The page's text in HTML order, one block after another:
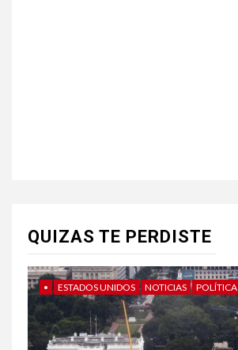
QUIZAS TE PERDISTE
• ESTADOS UNIDOS NOTICIAS POLÍTICA